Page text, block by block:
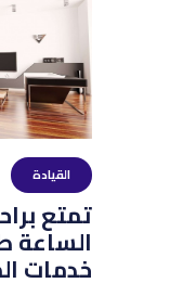
القيادة
تمتع
الساعة
خدمات